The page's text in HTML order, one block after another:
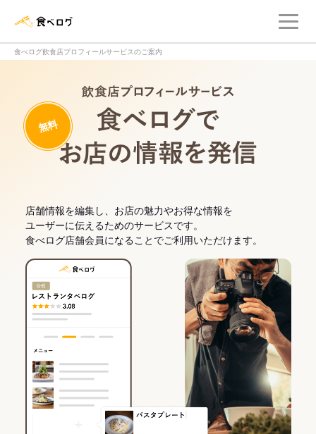
食べログ飲食店プロフィールサービスのご案内
無料
店舗情報を編集し、お店の魅力やお得な情報を
ユーザーに伝えるためのサービスです。
食べログ店舗会員になることでご利用いただけます。